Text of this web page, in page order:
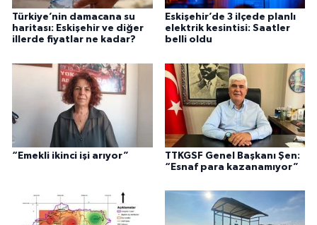
Türkiye’nin damacana su
haritası: Eskişehir ve diğer
illerde fiyatlar ne kadar?
Eskişehir’de 3 ilçede planlı
elektrik kesintisi: Saatler
belli oldu
“Emekli ikinci işi arıyor”
TTKGSF Genel Başkanı Şen:
“Esnaf para kazanamıyor”